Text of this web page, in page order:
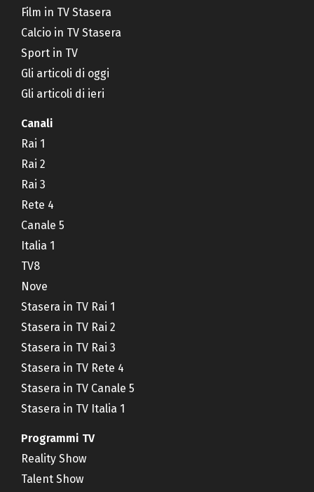
Film in TV Stasera
Calcio in TV Stasera
Sport in TV
Gli articoli di oggi
Gli articoli di ieri
Canali
Rai 1
Rai 2
Rai 3
Rete 4
Canale 5
Italia 1
TV8
Nove
Stasera in TV Rai 1
Stasera in TV Rai 2
Stasera in TV Rai 3
Stasera in TV Rete 4
Stasera in TV Canale 5
Stasera in TV Italia 1
Programmi TV
Reality Show
Talent Show